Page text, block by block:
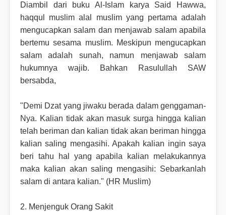
Diambil dari buku Al-Islam karya Said Hawwa,
haqqul muslim alal muslim yang pertama adalah
mengucapkan salam dan menjawab salam apabila
bertemu sesama muslim. Meskipun mengucapkan
salam adalah sunah, namun menjawab salam
hukumnya wajib. Bahkan Rasulullah SAW
bersabda,
"Demi Dzat yang jiwaku berada dalam genggaman-
Nya. Kalian tidak akan masuk surga hingga kalian
telah beriman dan kalian tidak akan beriman hingga
kalian saling mengasihi. Apakah kalian ingin saya
beri tahu hal yang apabila kalian melakukannya
maka kalian akan saling mengasihi: Sebarkanlah
salam di antara kalian." (HR Muslim)
2. Menjenguk Orang Sakit